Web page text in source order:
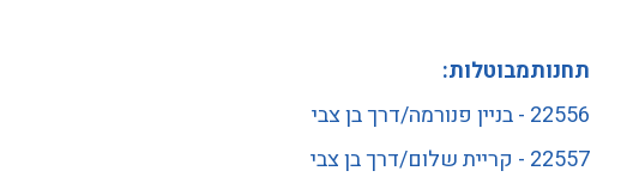
תחנותמבוטלות:
22556 - בניין פנורמה/דרך בן צבי
22557 - קריית שלום/דרך בן צבי